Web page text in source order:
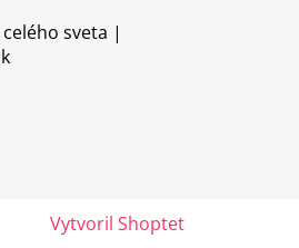
sveta |
Vytvoril Shoptet